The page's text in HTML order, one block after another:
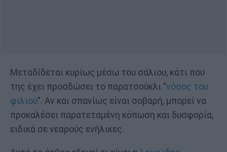
Μεταδίδεται κυρίως μέσω του σάλιου, κάτι που
της έχει προσδώσει το παρατσούκλι “νόσος του
φιλιού”. Αν και σπανίως είναι σοβαρή, μπορεί να
προκαλέσει παρατεταμένη κόπωση και δυσφορία,
ειδικά σε νεαρούς ενήλικες.